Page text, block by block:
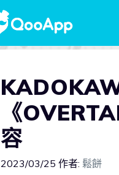
《
容
2023/03/25 作者: 鬆餅